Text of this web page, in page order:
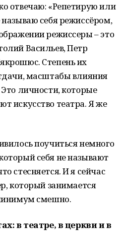
отвечаю: «Репетирую или
себя режиссёром,
режиссеры – это
Васильев, Петр
Степень их
масштабы влияния
личности, которые
искусство театра. Я же
поучиться немного
себя не называют
стесняется. И я сейчас
который занимается
смешно.
в театре, в церкви и в